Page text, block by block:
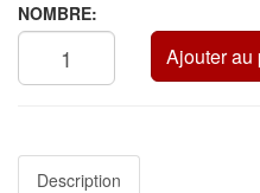
NOMBRE:
Ajouter au
Description